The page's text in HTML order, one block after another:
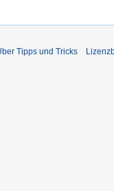
Tipps und Tricks